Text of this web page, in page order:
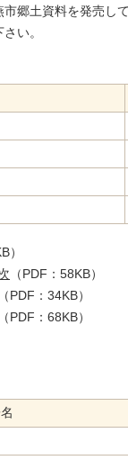
郷土資料を発売し
い。
）
（PDF：58KB）
（PDF：34KB）
（PDF：68KB）